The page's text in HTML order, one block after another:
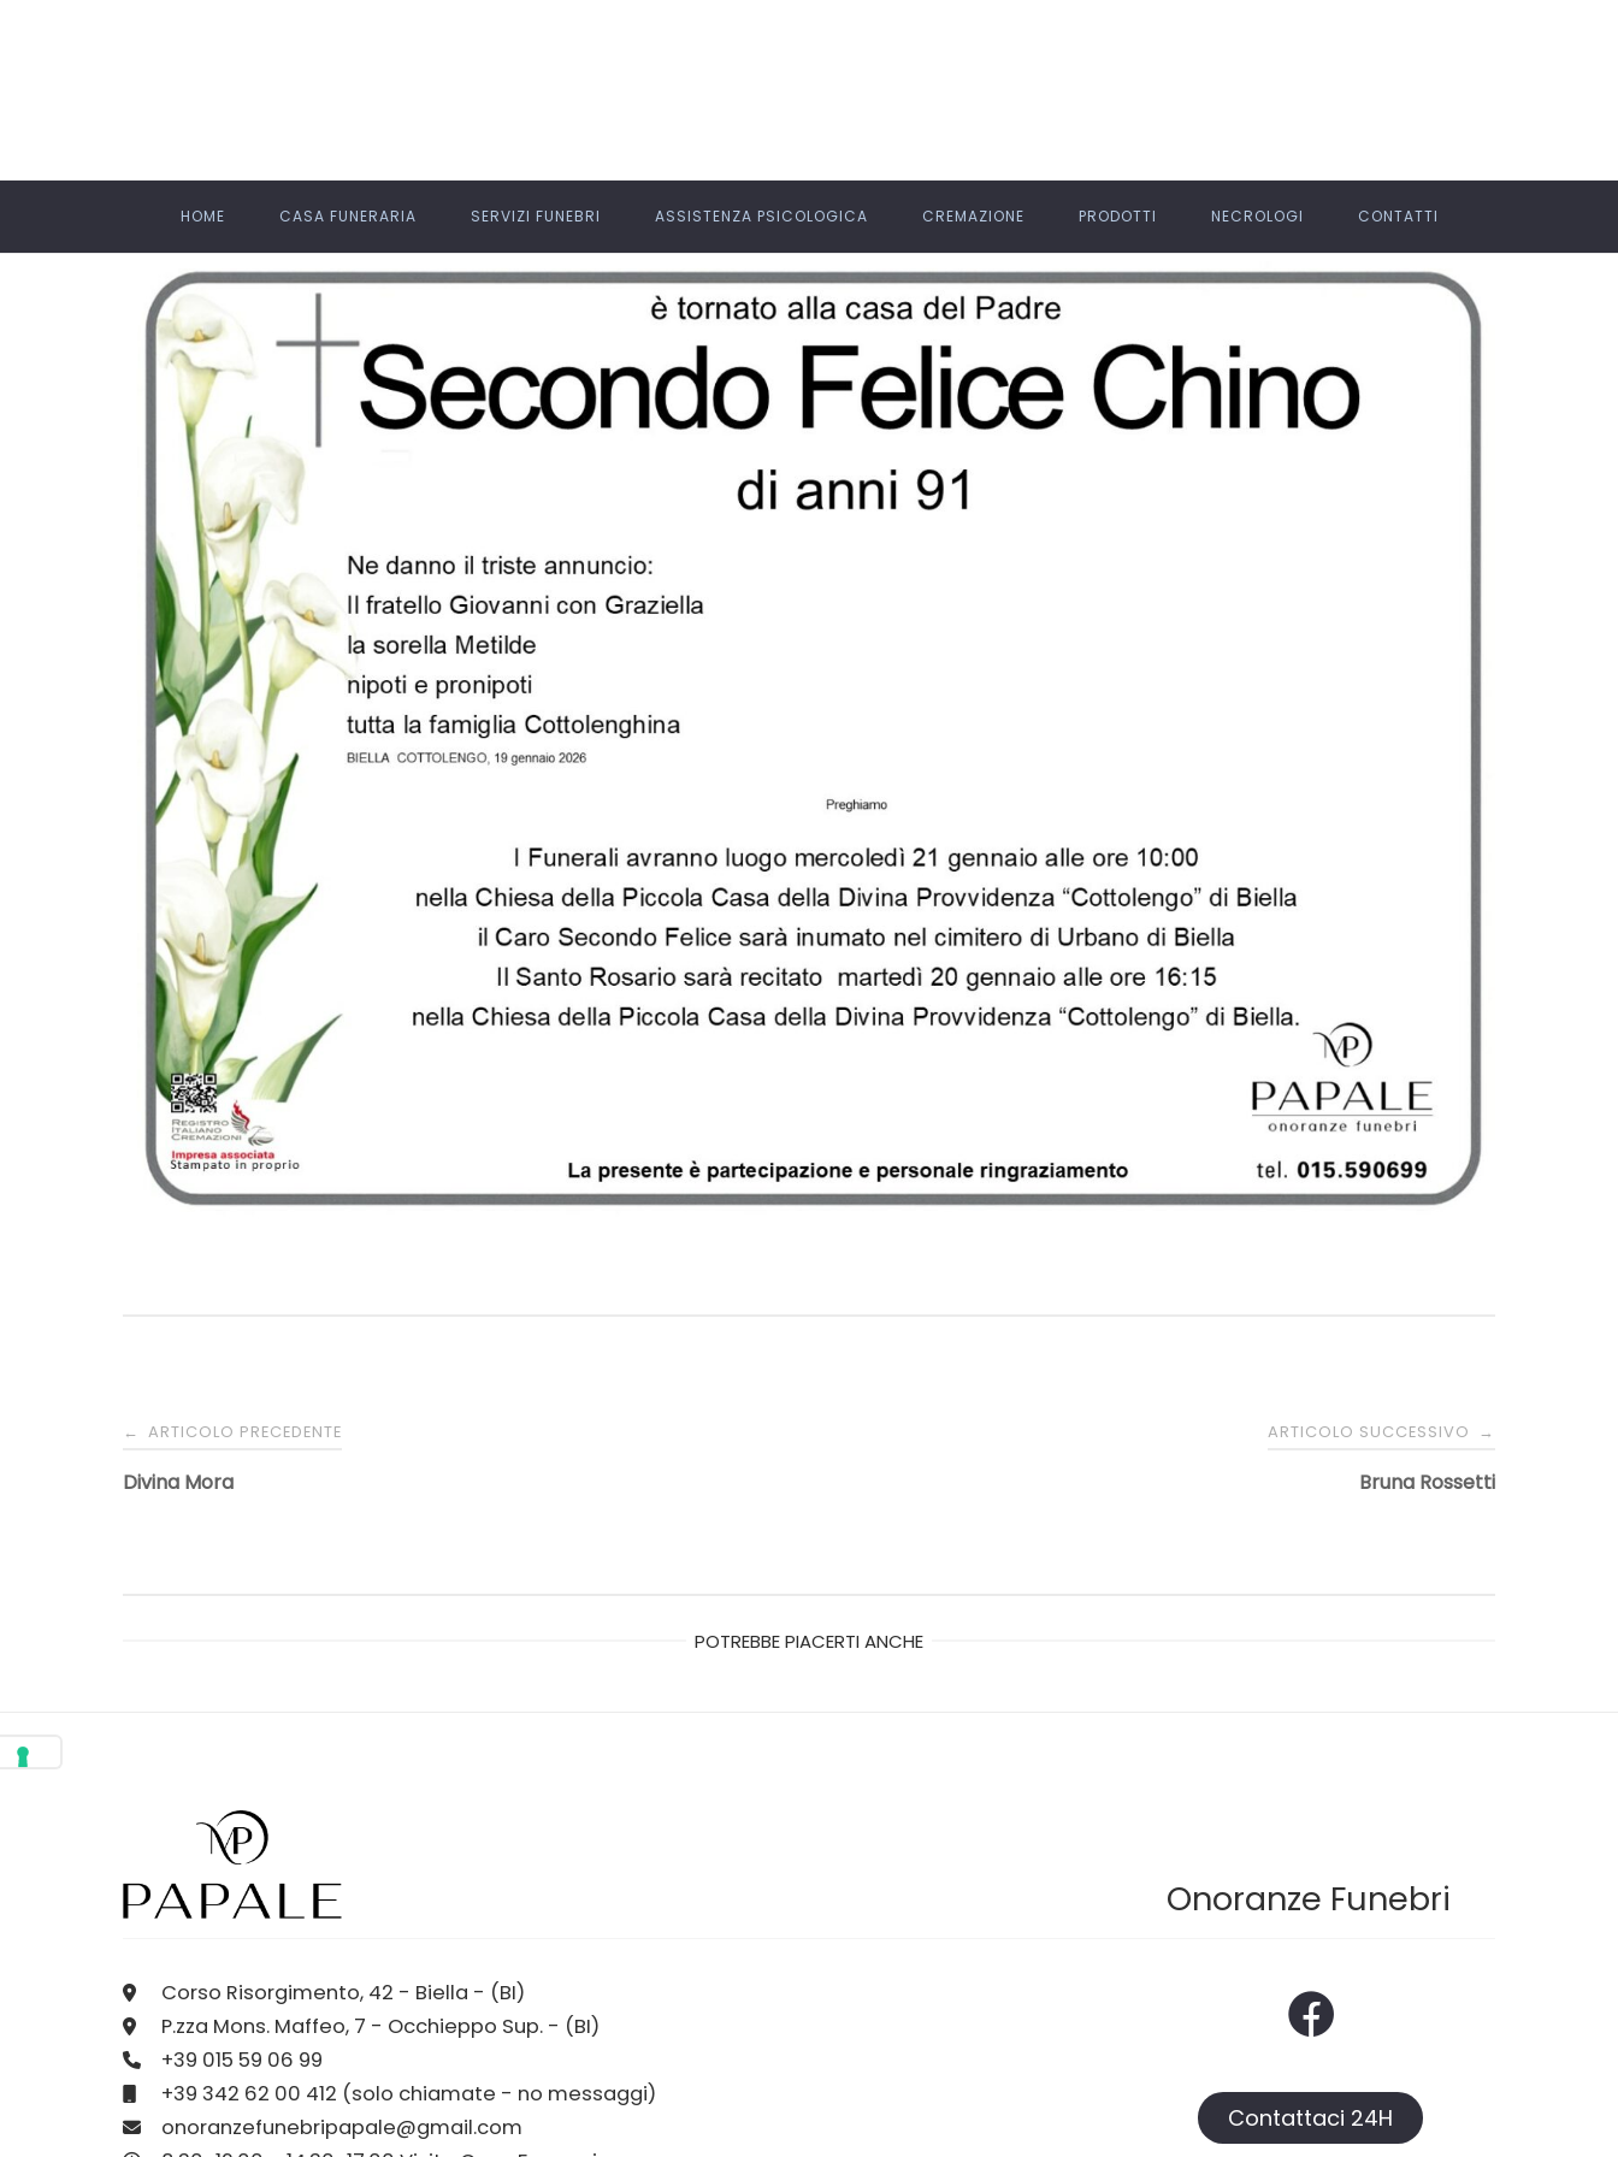
HOME CASA FUNERARIA SERVIZI FUNEBRI ASSISTENZA PSICOLOGICA CREMAZIONE PRODOTTI NECROLOGI CONTATTI
Navigazione
articoli
← ARTICOLO PRECEDENTE
Divina Mora
ARTICOLO SUCCESSIVO →
Bruna Rossetti
POTREBBE PIACERTI ANCHE
Onoranze Funebri
Corso Risorgimento, 42 - Biella - (BI)
P.zza Mons. Maffeo, 7 - Occhieppo Sup. - (BI)
+39 015 59 06 99
+39 342 62 00 412 (solo chiamate - no messaggi)
onoranzefunebripapale@gmail.com
Contattaci 24H